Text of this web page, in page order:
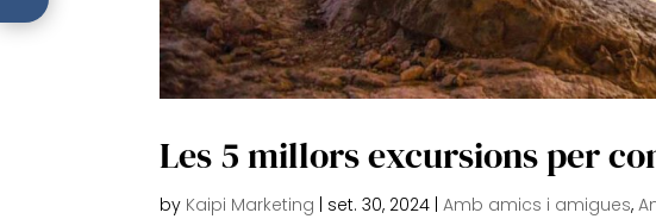
Les 5 millors excursions per
by Kaipi Marketing set. 30, 2024 |Amb amics i amigues,